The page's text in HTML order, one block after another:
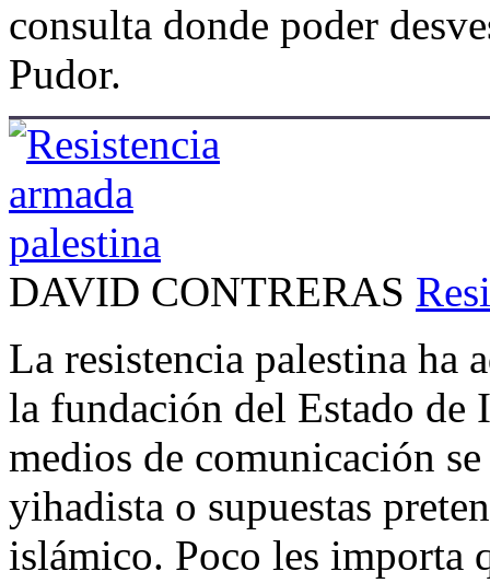
consulta donde poder
Pudor.
DAVID CONTRERAS
La resistencia palestina ha
la fundación del Estado de
medios de comunicación
yihadista o supuestas
islámico. Poco les importa